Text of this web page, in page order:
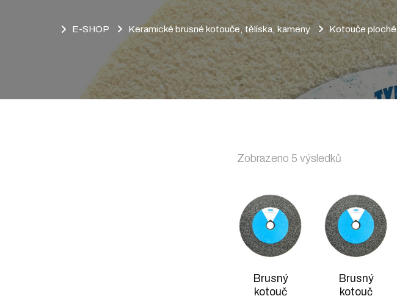
E-SHOP Keramické brusné kotouče, tělíska, kameny Kotouče ploché
Zobrazeno 5 výsledků
oblíbenosti
Brusný
kotouč
Brusný
kotouč